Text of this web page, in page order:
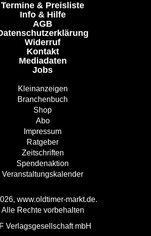
Termine & Preisliste
Info & Hilfe
AGB
Widerruf
Kontakt
Mediadaten
Jobs
Kleinanzeigen
Branchenbuch
Shop
Abo
Impressum
Ratgeber
Zeitschriften
Spendenaktion
Veranstaltungskalender
www.oldtimer-markt.de.
Alle Rechte vorbehalten
Verlagsgesellschaft mbH